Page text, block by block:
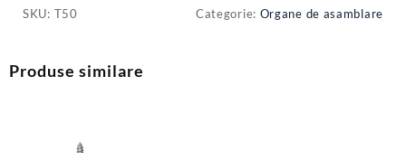
SKU: T50 Categorie: Organe de asamblare
Produse similare